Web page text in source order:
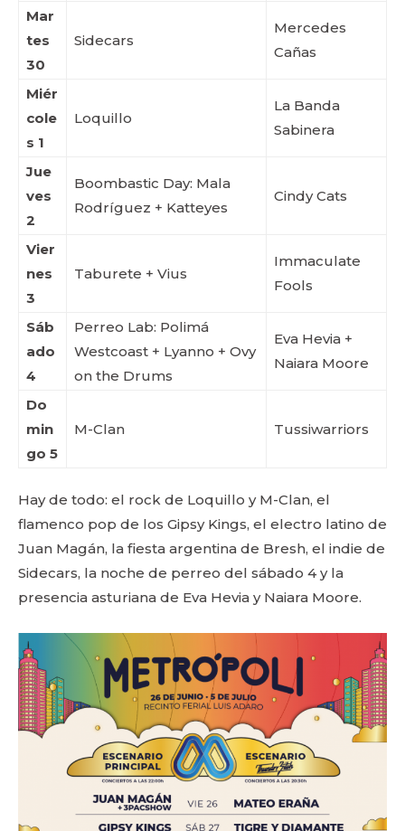
Mar
tes
30
Sidecars
Mercedes
Cañas
Miér
cole
s 1
Loquillo
La Banda
Sabinera
Jue
ves
2
Boombastic Day: Mala
Rodríguez + Katteyes
Cindy Cats
Vier
nes
3
Taburete + Vius
Immaculate
Fools
Sáb
ado
4
Perreo Lab: Polimá
Westcoast + Lyanno + Ovy
on the Drums
Eva Hevia +
Naiara Moore
Do
min
go 5
M-Clan Tussiwarriors
Hay de todo: el rock de Loquillo y M-Clan, el
flamenco pop de los Gipsy Kings, el electro latino de
Juan Magán, la fiesta argentina de Bresh, el indie de
Sidecars, la noche de perreo del sábado 4 y la
presencia asturiana de Eva Hevia y Naiara Moore.